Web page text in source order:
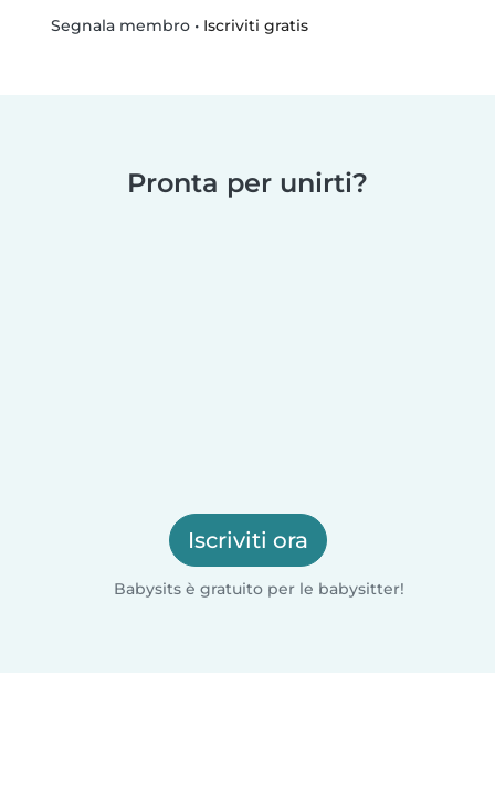
Segnala membro• Iscriviti gratis
Pronta per unirti?
Iscriviti ora
Babysits è gratuito per le babysitter!